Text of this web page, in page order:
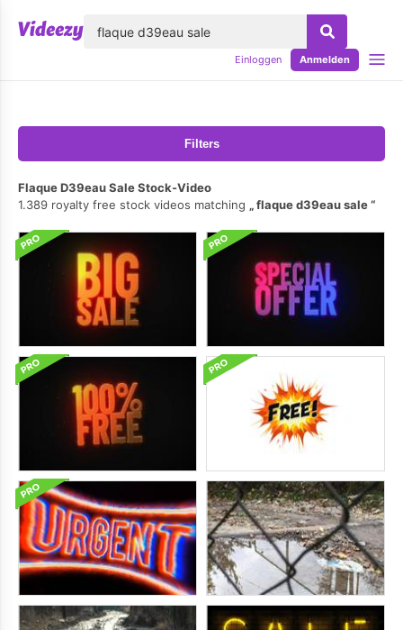
Einloggen Anmelden
Filters
Flaque D39eau Sale Stock-Video
1.389 royalty free stock videos matching
flaque d39eau sale